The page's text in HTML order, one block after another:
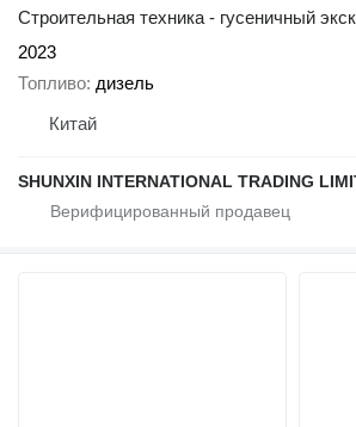
Строительная техника - гусеничный
2023
Топливо дизель
Китай
SHUNXIN INTERNATIONAL TRADING